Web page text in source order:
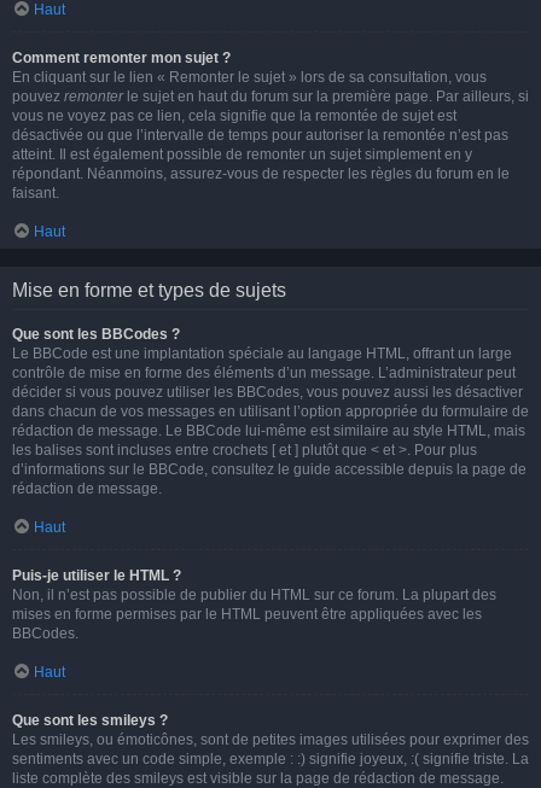
Haut
Comment remonter mon sujet ?
En cliquant sur le lien « Remonter le sujet » lors de sa consultation, vous
pouvez remonterle sujet en haut du forum sur la première page. Par ailleurs, si
vous ne voyez pas ce lien, cela signifie que la remontée de sujet est
désactivée ou que l’intervalle de temps pour autoriser la remontée n’est pas
atteint. Il est également possible de remonter un sujet simplement en y
répondant. Néanmoins, assurez-vous de respecter les règles du forum en le
faisant.
Haut
Mise en forme et types de sujets
Que sont les BBCodes ?
Le BBCode est une implantation spéciale au langage HTML, offrant un large
contrôle de mise en forme des éléments d’un message. L’administrateur peut
décider si vous pouvez utiliser les BBCodes, vous pouvez aussi les désactiver
dans chacun de vos messages en utilisant l’option appropriée du formulaire de
rédaction de message. Le BBCode lui-même est similaire au style HTML, mais
les balises sont incluses entre crochets [ et ] plutôt que < et >. Pour plus
d’informations sur le BBCode, consultez le guide accessible depuis la page de
rédaction de message.
Haut
Puis-je utiliser le HTML ?
Non, il n’est pas possible de publier du HTML sur ce forum. La plupart des
mises en forme permises par le HTML peuvent être appliquées avec les
BBCodes.
Haut
Que sont les smileys ?
Les smileys, ou émoticônes, sont de petites images utilisées pour exprimer des
sentiments avec un code simple, exemple : :) signifie joyeux, :( signifie triste. La
liste complète des smileys est visible sur la page de rédaction de message.